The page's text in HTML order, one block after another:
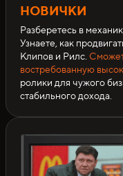
НОВИЧКИ
Разберетесь в
Узнаете, как
Клипов и Рилс.
востребованную
ролики для чужого
стабильного дохода.